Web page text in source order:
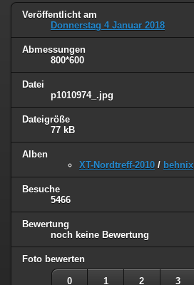
Veröffentlicht am
Donnerstag 4 Januar 2018
Abmessungen
800*600
Datei
p1010974_.jpg
Dateigröße
77 kB
Alben
XT-Nordtreff-2010 / behnix
Besuche
5466
Bewertung
noch keine Bewertung
Foto bewerten
0 1 2 3